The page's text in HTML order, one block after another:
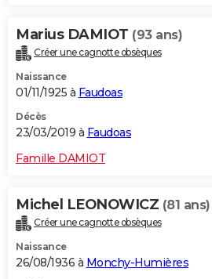
Marius DAMIOT (93 ans)
Créer une cagnotte obsèques
Naissance
01/11/1925 à Faudoas
Décès
23/03/2019 à Faudoas
Famille DAMIOT
Michel LEONOWICZ (81 ans)
Créer une cagnotte obsèques
Naissance
26/08/1936 à Monchy-Humières